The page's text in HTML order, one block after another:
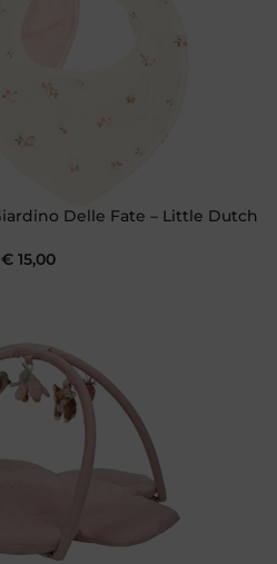
Delle Fate – Little Dutch
€15,00